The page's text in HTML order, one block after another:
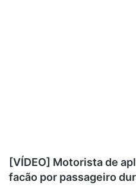
[VÍDEO] Motorista de
facão por passageiro